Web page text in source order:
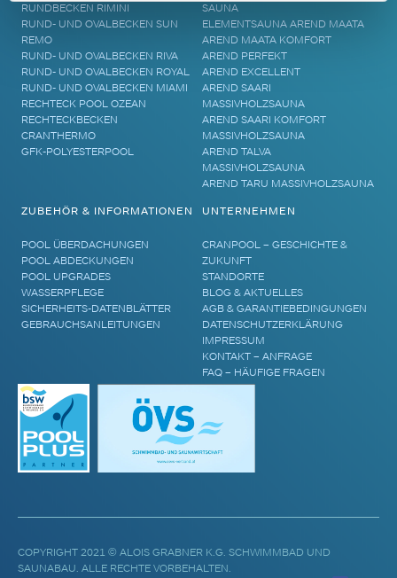
RUNDBECKEN RIMINI
RUND- UND OVALBECKEN SUN
REMO
RUND- UND OVALBECKEN RIVA
RUND- UND OVALBECKEN ROYAL
RUND- UND OVALBECKEN MIAMI
RECHTECK POOL OZEAN
RECHTECKBECKEN
CRANTHERMO
GFK-POLYESTERPOOL
SAUNA
ELEMENTSAUNA AREND MAATA
AREND MAATA KOMFORT
AREND PERFEKT
AREND EXCELLENT
AREND SAARI
MASSIVHOLZSAUNA
AREND SAARI KOMFORT
MASSIVHOLZSAUNA
AREND TALVA
MASSIVHOLZSAUNA
AREND TARU MASSIVHOLZSAUNA
ZUBEHÖR & INFORMATIONEN
POOL ÜBERDACHUNGEN
POOL ABDECKUNGEN
POOL UPGRADES
WASSERPFLEGE
SICHERHEITS-DATENBLÄTTER
GEBRAUCHSANLEITUNGEN
UNTERNEHMEN
CRANPOOL – GESCHICHTE &
ZUKUNFT
STANDORTE
BLOG & AKTUELLES
AGB & GARANTIEBEDINGUNGEN
DATENSCHUTZERKLÄRUNG
IMPRESSUM
KONTAKT – ANFRAGE
FAQ – HÄUFIGE FRAGEN
COPYRIGHT 2021 © ALOIS GRABNER K.G. SCHWIMMBAD UND
SAUNABAU. ALLE RECHTE VORBEHALTEN.